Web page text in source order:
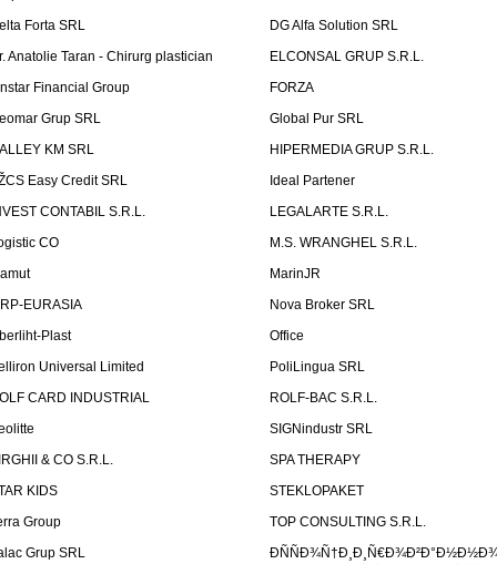
Forta SRL
DG Alfa Solution SRL
Anatolie Taran - Chirurg plastician
ELCONSAL GRUP S.R.L.
Financial Group
FORZA
Grup SRL
Global Pur SRL
KM SRL
HIPERMEDIA GRUP S.R.L.
Easy Credit SRL
Ideal Partener
CONTABIL S.R.L.
LEGALARTE S.R.L.
CO
M.S. WRANGHEL S.R.L.
MarinJR
EURASIA
Nova Broker SRL
Plast
Office
Universal Limited
PoliLingua SRL
CARD INDUSTRIAL
ROLF-BAC S.R.L.
SIGNindustr SRL
& CO S.R.L.
SPA THERAPY
KIDS
STEKLOPAKET
Group
TOP CONSULTING S.R.L.
Grup SRL